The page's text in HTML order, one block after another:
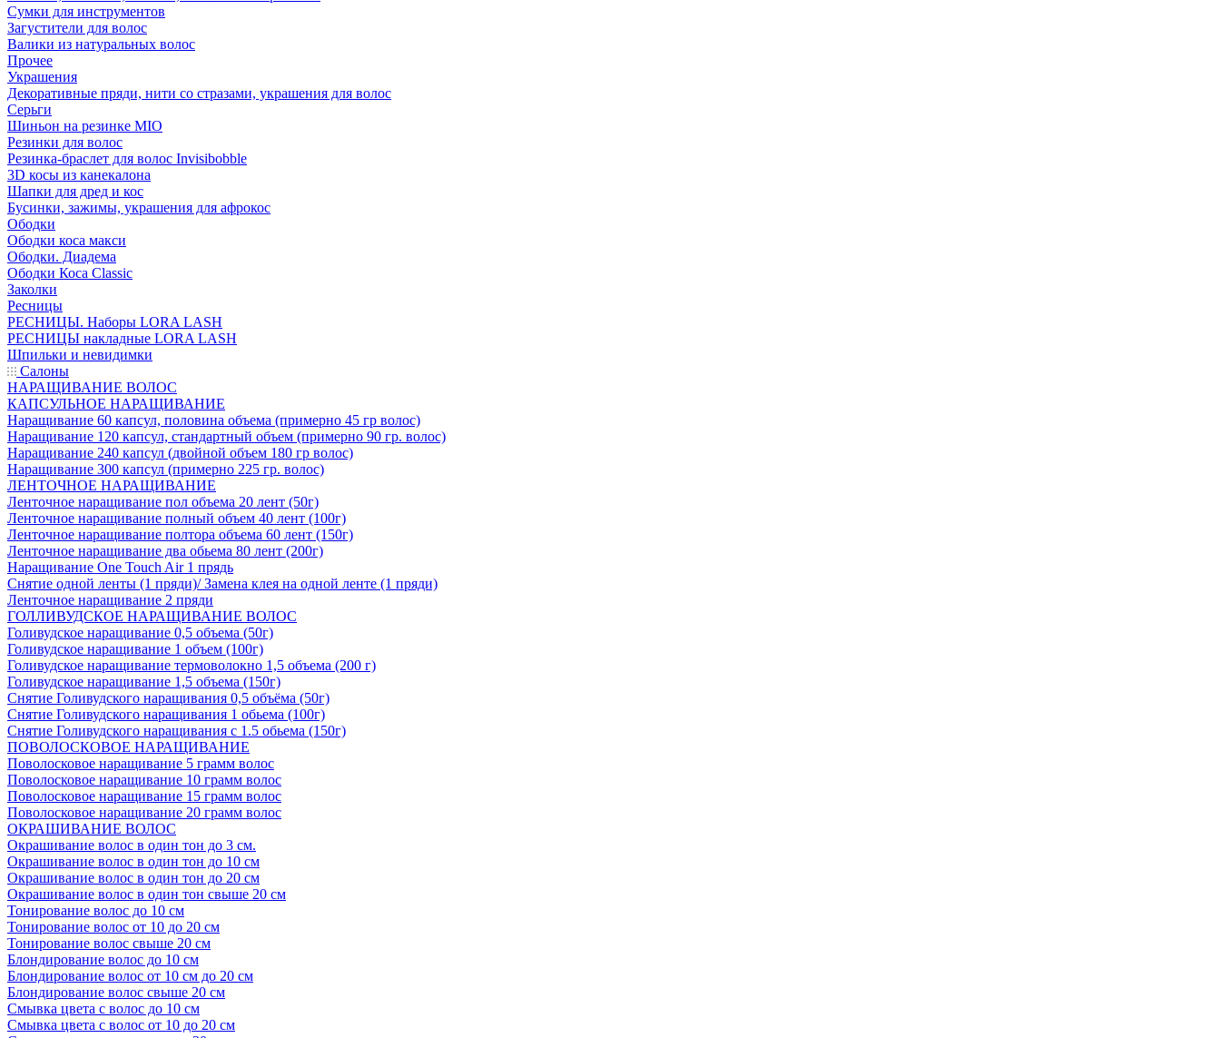
Сумки для инструментов
Загустители для волос
Валики из натуральных волос
Прочее
Украшения
Декоративные пряди, нити со стразами, украшения для волос
Серьги
Шиньон на резинке MIO
Резинки для волос
Резинка-браслет для волос Invisibobble
3D косы из канекалона
Шапки для дред и кос
Бусинки, зажимы, украшения для афрокос
Ободки
Ободки коса макси
Ободки. Диадема
Ободки Коса Classic
Заколки
Ресницы
РЕСНИЦЫ. Наборы LORA LASH
РЕСНИЦЫ накладные LORA LASH
Шпильки и невидимки
Салоны
НАРАЩИВАНИЕ ВОЛОС
КАПСУЛЬНОЕ НАРАЩИВАНИЕ
Наращивание 60 капсул, половина объема (примерно 45 гр волос)
Наращивание 120 капсул, стандартный объем (примерно 90 гр. волос)
Наращивание 240 капсул (двойной объем 180 гр волос)
Наращивание 300 капсул (примерно 225 гр. волос)
ЛЕНТОЧНОЕ НАРАЩИВАНИЕ
Ленточное наращивание пол объема 20 лент (50г)
Ленточное наращивание полный объем 40 лент (100г)
Ленточное наращивание полтора объема 60 лент (150г)
Ленточное наращивание два обьема 80 лент (200г)
Наращивание One Touch Air 1 прядь
Снятие одной ленты (1 пряди)/ Замена клея на одной ленте (1 пряди)
Ленточное наращивание 2 пряди
ГОЛЛИВУДСКОЕ НАРАЩИВАНИЕ ВОЛОС
Голивудское наращивание 0,5 объема (50г)
Голивудское наращивание 1 объем (100г)
Голивудское наращивание термоволокно 1,5 объема (200 г)
Голивудское наращивание 1,5 объема (150г)
Снятие Голивудского наращивания 0,5 объёма (50г)
Снятие Голивудского наращивания 1 обьема (100г)
Снятие Голивудского наращивания с 1.5 обьема (150г)
ПОВОЛОСКОВОЕ НАРАЩИВАНИЕ
Поволосковое наращивание 5 грамм волос
Поволосковое наращивание 10 грамм волос
Поволосковое наращивание 15 грамм волос
Поволосковое наращивание 20 грамм волос
ОКРАШИВАНИЕ ВОЛОС
Окрашивание волос в один тон до 3 см.
Окрашивание волос в один тон до 10 см
Окрашивание волос в один тон до 20 см
Окрашивание волос в один тон свыше 20 см
Тонирование волос до 10 см
Тонирование волос от 10 до 20 см
Тонирование волос свыше 20 см
Блондирование волос до 10 см
Блондирование волос от 10 см до 20 см
Блондирование волос свыше 20 см
Смывка цвета с волос до 10 см
Смывка цвета с волос от 10 до 20 см